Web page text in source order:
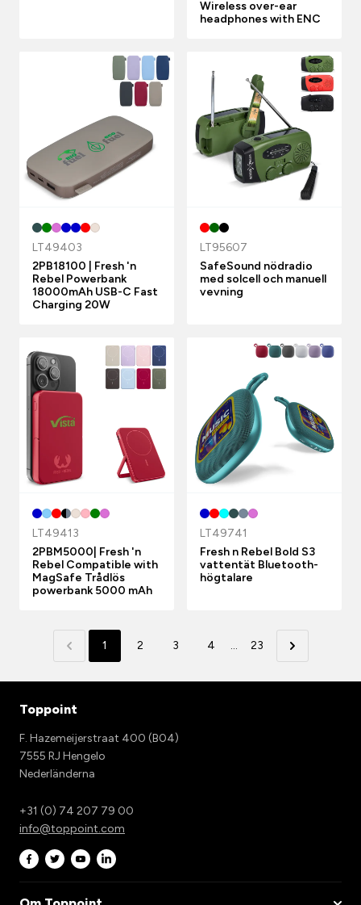
Wireless over-ear
headphones with ENC
LT49403
2PB18100 | Fresh 'n
Rebel Powerbank
18000mAh USB-C Fast
Charging 20W
LT95607
SafeSound nödradio
med solcell och manuell
vevning
LT49413
2PBM5000| Fresh 'n
Rebel Compatible with
MagSafe Trådlös
powerbank 5000 mAh
LT49741
Fresh n Rebel Bold S3
vattentät Bluetooth-
högtalare
1 2 3 4 ... 23
Toppoint
F. Hazemeijerstraat 400 (B04)
7555 RJ Hengelo
Nederländerna
+31 (0) 74 207 79 00
info@toppoint.com